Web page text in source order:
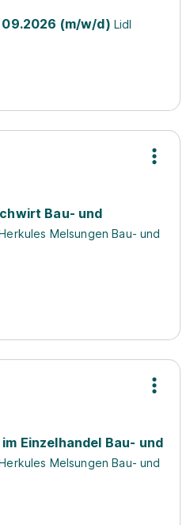
(m/w/d) Lidl
Bau- und
Melsungen Bau- und
Einzelhandel Bau- und
Melsungen Bau- und